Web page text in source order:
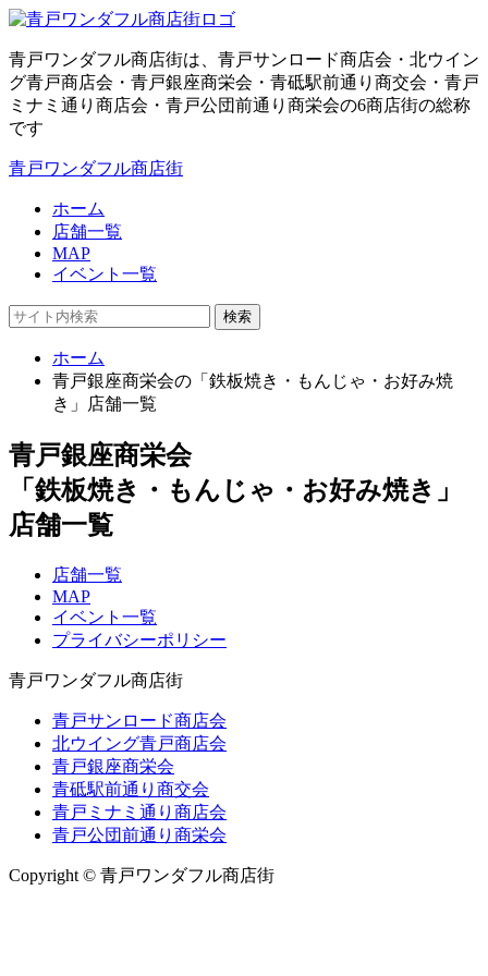
青戸ワンダフル商店街は、青戸サンロード商店会・北ウイン
グ青戸商店会・青戸銀座商栄会・青砥駅前通り商交会・青戸
ミナミ通り商店会・青戸公団前通り商栄会の6商店街の総称
です
青戸ワンダフル商店街
ホーム
店舗一覧
MAP
イベント一覧
検索
ホーム
青戸銀座商栄会の「鉄板焼き・もんじゃ・お好み焼
き」店舗一覧
青戸銀座商栄会
「鉄板焼き・もんじゃ・お好み焼き」
店舗一覧
店舗一覧
MAP
イベント一覧
プライバシーポリシー
青戸ワンダフル商店街
青戸サンロード商店会
北ウイング青戸商店会
青戸銀座商栄会
青砥駅前通り商交会
青戸ミナミ通り商店会
青戸公団前通り商栄会
Copyright © 青戸ワンダフル商店街